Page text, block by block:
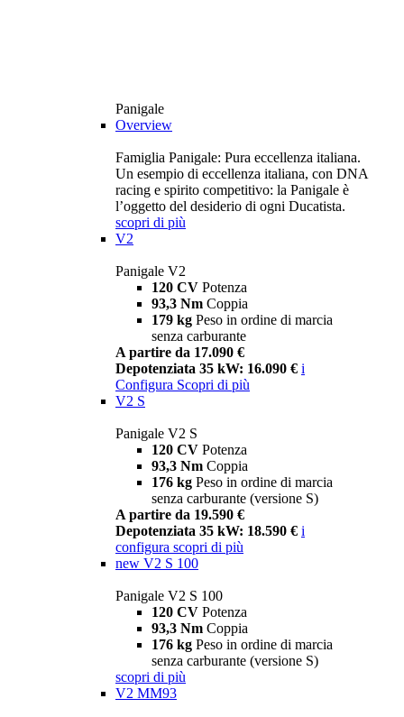
Panigale
Overview
Famiglia Panigale: Pura eccellenza italiana.
Un esempio di eccellenza italiana, con DNA
racing e spirito competitivo: la Panigale è
l’oggetto del desiderio di ogni Ducatista.
scopri di più
V2
Panigale V2
120 CV Potenza
93,3 Nm Coppia
179 kg Peso in ordine di marcia
senza carburante
A partire da 17.090 €
Depotenziata 35 kW: 16.090 € i
Configura Scopri di più
V2 S
Panigale V2 S
120 CV Potenza
93,3 Nm Coppia
176 kg Peso in ordine di marcia
senza carburante (versione S)
A partire da 19.590 €
Depotenziata 35 kW: 18.590 € i
configura scopri di più
new V2 S 100
Panigale V2 S 100
120 CV Potenza
93,3 Nm Coppia
176 kg Peso in ordine di marcia
senza carburante (versione S)
scopri di più
V2 MM93